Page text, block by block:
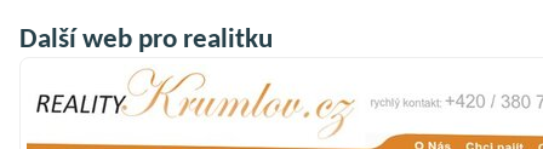
Další web pro realitku